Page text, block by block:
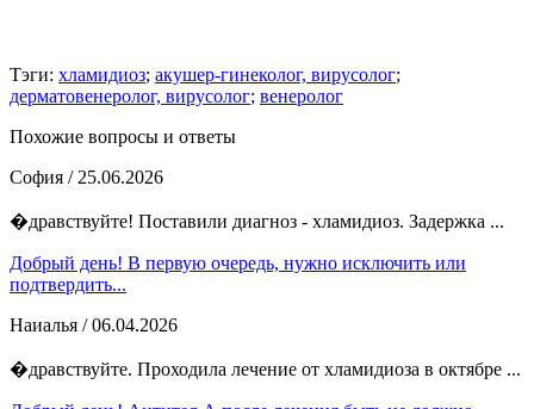
Тэги: хламидиоз; акушер-гинеколог, вирусолог;
дерматовенеролог, вирусолог; венеролог
Похожие вопросы и ответы
София / 25.06.2026
�дравствуйте! Поставили диагноз - хламидиоз. Задержка ...
Добрый день! В первую очередь, нужно исключить или
подтвердить...
Наиалья / 06.04.2026
�дравствуйте. Проходила лечение от хламидиоза в октябре ...